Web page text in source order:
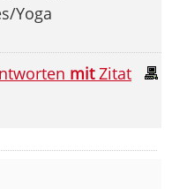
Yoga
mitZitat